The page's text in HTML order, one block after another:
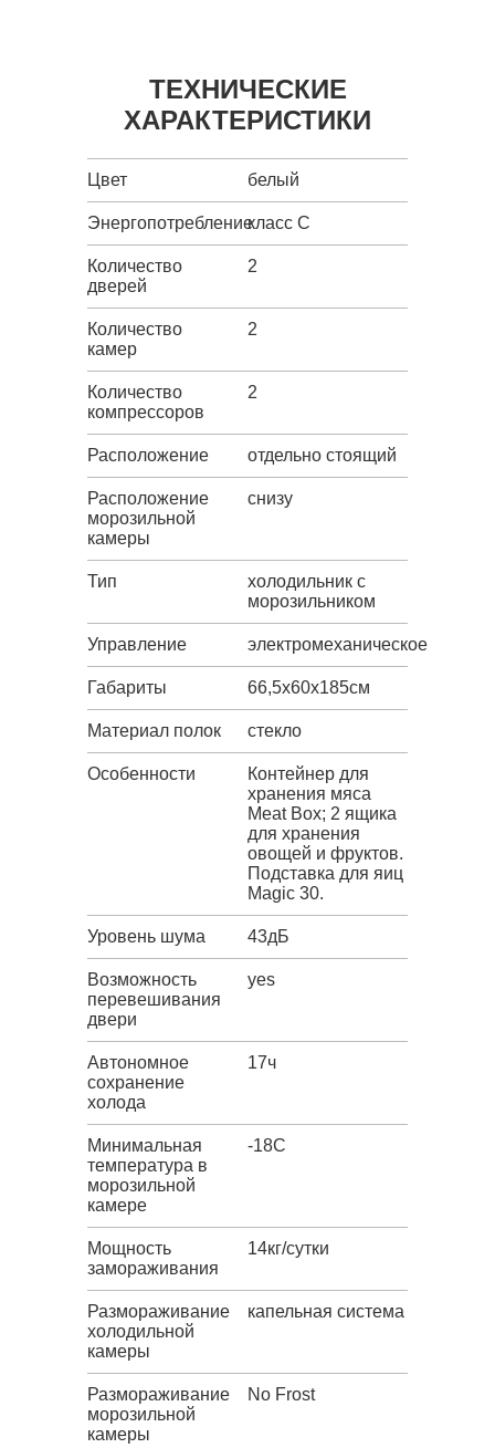
ТЕХНИЧЕСКИЕ
ХАРАКТЕРИСТИКИ
Цвет белый
Энергопотреблениекласс C
Количество
дверей
2
Количество
камер
2
Количество
компрессоров
2
Расположение отдельно стоящий
Расположение
морозильной
камеры
снизу
Тип
холодильник с
морозильником
Управление электромеханическое
Габариты 66,5х60х185см
Материал полок стекло
Особенности
Контейнер для
хранения мяса
Meat Box; 2 ящика
для хранения
овощей и фруктов.
Подставка для яиц
Magic 30.
Уровень шума 43дБ
Возможность
перевешивания
двери
yes
Автономное
сохранение
холода
17ч
Минимальная
температура в
морозильной
камере
-18C
Мощность
замораживания
14кг/сутки
Размораживание
холодильной
камеры
капельная система
Размораживание
морозильной
камеры
No Frost